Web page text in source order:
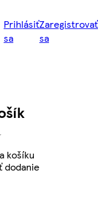
Prihlásiť
sa
Zaregistrovať
sa
cena košíku
košíku
dodanie